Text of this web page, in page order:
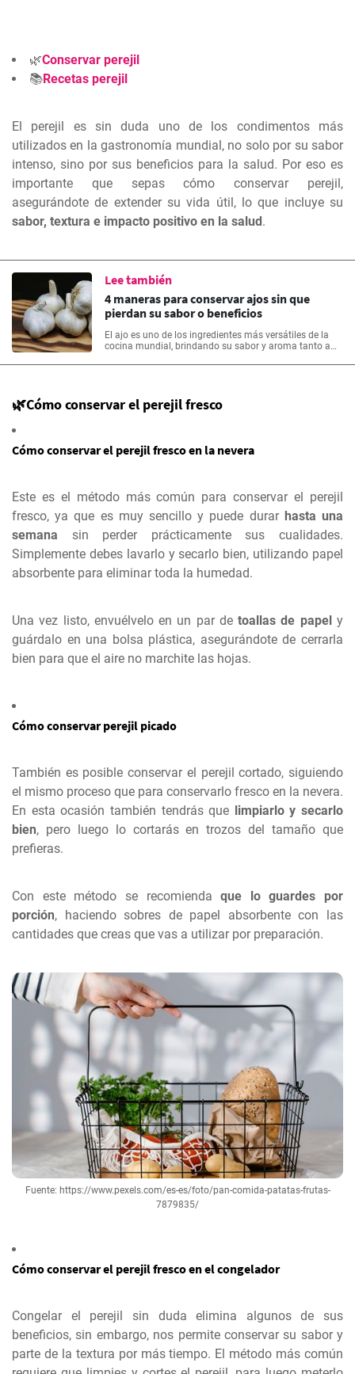
🌿Conservar perejil
📚Recetas perejil
El perejil es sin duda uno de los condimentos más
utilizados en la gastronomía mundial, no solo por su sabor
intenso, sino por sus beneficios para la salud. Por eso es
importante que sepas cómo conservar perejil,
asegurándote de extender su vida útil, lo que incluye su
sabor, textura e impacto positivo en la salud.
Lee también
4 maneras para conservar ajos sin que
pierdan su sabor o beneficios
El ajo es uno de los ingredientes más versátiles de la
cocina mundial, brindando su sabor y aroma tanto a
artículo aprenderás cómo conservar ajo para que se
sellándolos al vacío.
🌿Cómo conservar el perejil fresco
Cómo conservar el perejil fresco en la nevera
Este es el método más común para conservar el perejil
fresco, ya que es muy sencillo y puede durar hasta una
semana sin perder prácticamente sus cualidades.
Simplemente debes lavarlo y secarlo bien, utilizando papel
absorbente para eliminar toda la humedad.
Una vez listo, envuélvelo en un par detoallas de papely
guárdalo en una bolsa plástica, asegurándote de cerrarla
bien para que el aire no marchite las hojas.
Cómo conservar perejil picado
También es posible conservar el perejil cortado, siguiendo
el mismo proceso que para conservarlo fresco en la nevera.
En esta ocasión también tendrás que limpiarlo y secarlo
bien, pero luego lo cortarás en trozos del tamaño que
prefieras.
Con este método se recomiendaque lo guardes por
porción, haciendo sobres de papel absorbente con las
cantidades que creas que vas a utilizar por preparación.
Fuente: https://www.pexels.com/es-es/foto/pan-comida-patatas-frutas-
7879835/
Cómo conservar el perejil fresco en el congelador
Congelar el perejil sin duda elimina algunos de sus
beneficios, sin embargo, nos permite conservar su sabor y
parte de la textura por más tiempo. El método más común